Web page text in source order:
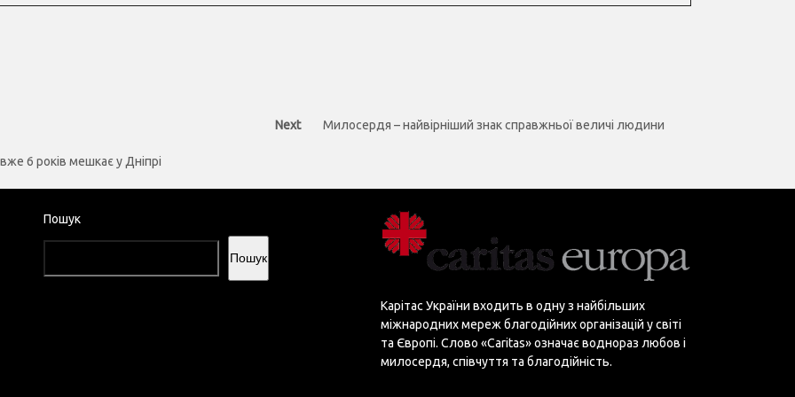
6 років мешкає у Дніпрі
Next
Next
Милосердя – найвірніший знак справжньої величі людини
Пошук
Пошук
Карітас України входить в одну з найбільших
міжнародних мереж благодійних організацій у світі
та Європі. Слово «Сaritas» означає воднораз любов і
милосердя, співчуття та благодійність.